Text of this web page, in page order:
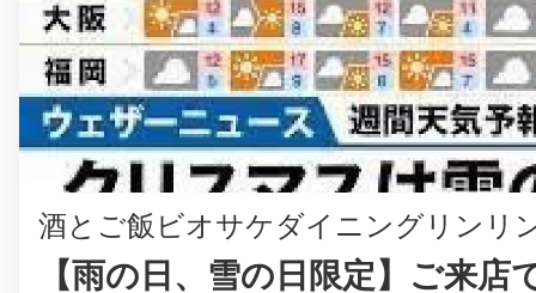
酒とご飯ビオサケダイニングリンリ
【雨の日、雪の日限定】ご来店